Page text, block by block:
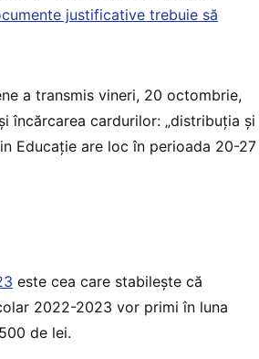
justificative trebuie să
a transmis vineri, 20 octombrie,
încărcarea cardurilor: „distribuția și
Educație are loc în perioada 20-27
este cea care stabilește că
2022-2023 vor primi în luna
de lei.